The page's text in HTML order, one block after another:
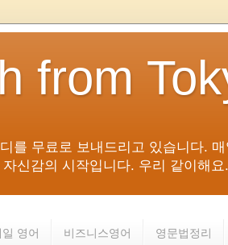
from
를 무료로 보내드리고 있습니다.
신감의 시작입니다. 우리 같이해
일 영어 비즈니스영어 영문법정리